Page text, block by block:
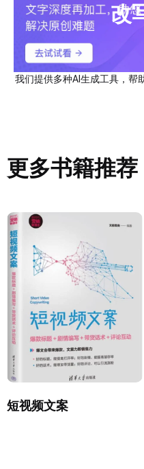
改
我们提供多种AI生成工具，帮
更多书籍推荐
短视频文案